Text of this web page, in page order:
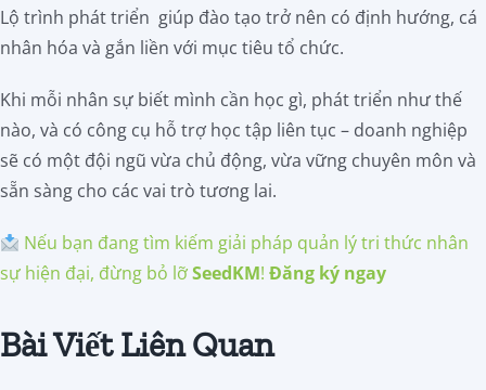
Lộ trình phát triển giúp đào tạo trở nên có định hướng, cá
nhân hóa và gắn liền với mục tiêu tổ chức.
Khi mỗi nhân sự biết mình cần học gì, phát triển như thế
nào, và có công cụ hỗ trợ học tập liên tục – doanh nghiệp
sẽ có một đội ngũ vừa chủ động, vừa vững chuyên môn và
sẵn sàng cho các vai trò tương lai.
Nếu bạn đang tìm kiếm giải pháp quản lý tri thức nhân
sự hiện đại, đừng bỏ lỡSeedKM! Đăng ký ngay
Bài Viết Liên Quan